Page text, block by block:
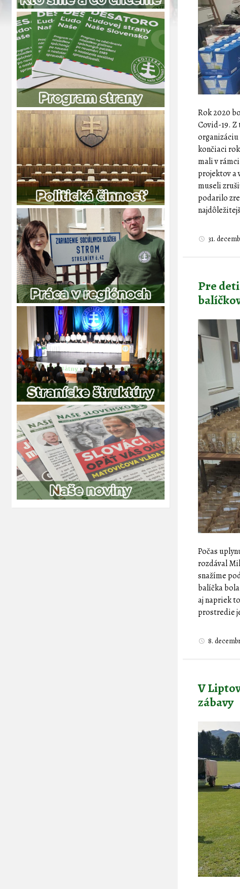
Rok 2020
Covid-19.
končiaci
mali v
projektov a
museli
podarilo
31.
Pre
Počas
rozdával
snažíme
balíčka
aj napriek
prostredie
8.
V
zábavy